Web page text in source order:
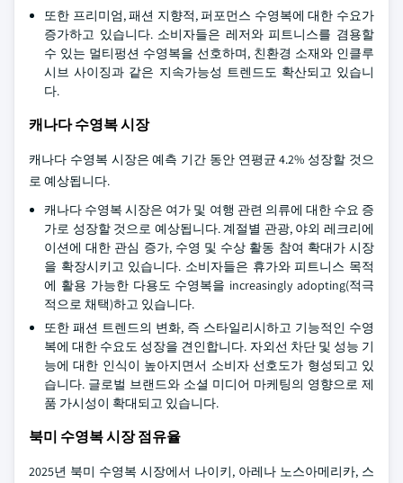
또한 프리미엄, 패션 지향적, 퍼포먼스 수영복에 대한 수요가
증가하고 있습니다. 소비자들은 레저와 피트니스를 겸용할
수 있는 멀티펑션 수영복을 선호하며, 친환경 소재와 인클루
시브 사이징과 같은 지속가능성 트렌드도 확산되고 있습니
다.
캐나다 수영복 시장
캐나다 수영복 시장은 예측 기간 동안 연평균 4.2% 성장할 것으
로 예상됩니다.
캐나다 수영복 시장은 여가 및 여행 관련 의류에 대한 수요 증
가로 성장할 것으로 예상됩니다. 계절별 관광, 야외 레크리에
이션에 대한 관심 증가, 수영 및 수상 활동 참여 확대가 시장
을 확장시키고 있습니다. 소비자들은 휴가와 피트니스 목적
에 활용 가능한 다용도 수영복을 increasingly adopting(적극
적으로 채택)하고 있습니다.
또한 패션 트렌드의 변화, 즉 스타일리시하고 기능적인 수영
복에 대한 수요도 성장을 견인합니다. 자외선 차단 및 성능 기
능에 대한 인식이 높아지면서 소비자 선호도가 형성되고 있
습니다. 글로벌 브랜드와 소셜 미디어 마케팅의 영향으로 제
품 가시성이 확대되고 있습니다.
북미 수영복 시장 점유율
2025년 북미 수영복 시장에서 나이키, 아레나 노스아메리카, 스